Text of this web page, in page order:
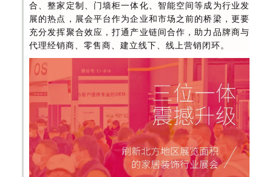
合、整家定制、门墙柜一体化、智能空间等成为行业发
展的热点，展会平台作为企业和市场之前的桥梁，更要
充分发挥聚合效应，打通产业链间合作，助力品牌商与
代理经销商、零售商、建立线下、线上营销闭环。